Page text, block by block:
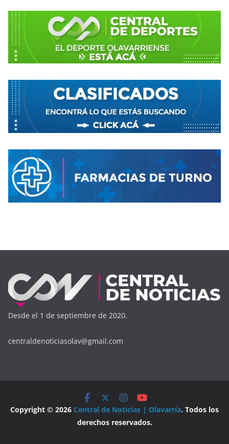
Desde el 1 de septiembre de 2020.
centraldenoticiasolav@gmail.com
Copyright © 2026 Central de Noticias | Olavarría. Todos los
derechos reservados.